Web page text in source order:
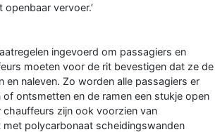
vervoer.’
ingevoerd om passagiers en
moeten voor de rit bevestigen dat ze de
naleven. Zo worden alle passagiers er
ontsmetten en de ramen een stukje open
zijn ook voorzien van
polycarbonaat scheidingswanden